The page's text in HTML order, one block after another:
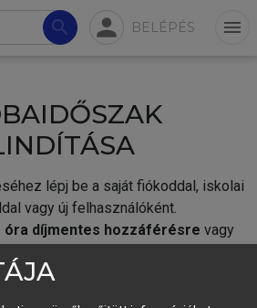
search person BELÉPÉS menu
lépj be a saját fiókoddal, iskolai
vagy új felhasználóként.
óra díjmentes hozzáférésre vagy